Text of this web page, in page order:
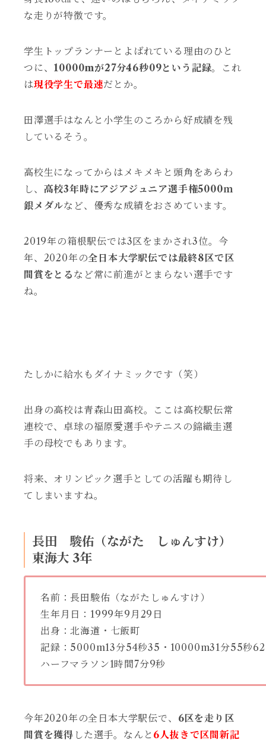
な走りが特徴です。
学生トップランナーとよばれている理由のひと
つに、 10000mが27分46秒09という記録。これ
は現役学生で最速だとか。
田澤選手はなんと小学生のころから好成績を残
しているそう。
高校生になってからはメキメキと頭角をあらわ
し、 高校3年時にアジアジュニア選手権5000ｍ
銀メダルなど、優秀な成績をおさめています。
2019年の箱根駅伝では3区をまかされ3位。今
年、2020年の全日本大学駅伝では最終8区で区
間賞をとる など常に前進がとまらない選手です
ね。
たしかに給水もダイナミックです（笑）
出身の高校は青森山田高校。ここは高校駅伝常
連校で、卓球の福原愛選手やテニスの錦織圭選
手の母校でもあります。
将来、オリンピック選手としての活躍も期待し
てしまいますね。
長田 駿佑（ながた しゅんすけ）
東海大 3年
名前：長田駿佑（ながたしゅんすけ）
生年月日：1999年9月29日
出身：北海道・七飯町
記録：5000m13分54秒35・10000m31分55秒62
ハーフマラソン1時間7分9秒
今年2020年の全日本大学駅伝で、 6区を走り区
間賞を獲得 した選手。なんと 6人抜きで区間新記